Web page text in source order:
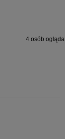
4 osób ogląda